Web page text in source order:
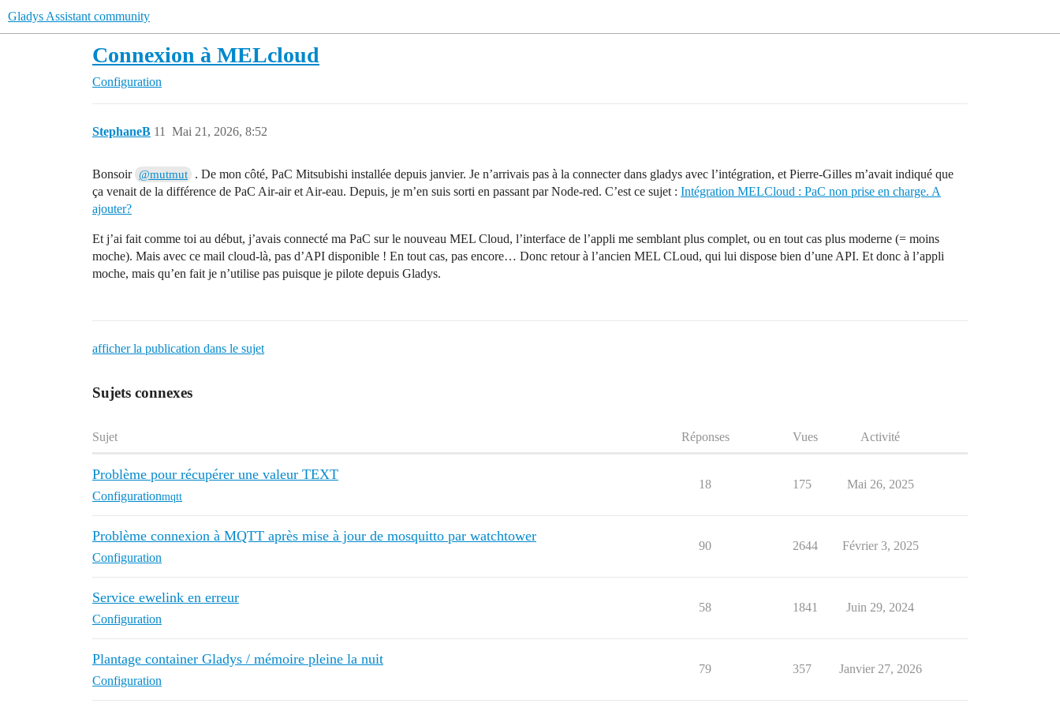
Gladys Assistant community
Connexion à MELcloud
Configuration
StephaneB Mai 21, 2026, 8:52
11
Bonsoir @mutmut
. De mon côté, PaC Mitsubishi installée depuis janvier. Je n’arrivais pas à la connecter dans gladys avec l’intégration, et Pierre-Gilles m’avait indiqué que
ça venait de la différence de PaC Air-air et Air-eau. Depuis, je m’en suis sorti en passant par Node-red. C’est ce sujet : Intégration MELCloud : PaC non prise en charge. A
ajouter?
Et j’ai fait comme toi au début, j’avais connecté ma PaC sur le nouveau MEL Cloud, l’interface de l’appli me semblant plus complet, ou en tout cas plus moderne (= moins
moche). Mais avec ce mail cloud-là, pas d’API disponible ! En tout cas, pas encore… Donc retour à l’ancien MEL CLoud, qui lui dispose bien d’une API. Et donc à l’appli
moche, mais qu’en fait je n’utilise pas puisque je pilote depuis Gladys.
afficher la publication dans le sujet
Sujets connexes
Sujet Réponses Vues Activité
Problème pour récupérer une valeur TEXT
Configurationmqtt
18 175 Mai 26, 2025
Problème connexion à MQTT après mise à jour de mosquitto par watchtower
Configuration
90 2644 Février 3, 2025
Service ewelink en erreur
Configuration
58 1841 Juin 29, 2024
Plantage container Gladys / mémoire pleine la nuit
Configuration
79 357 Janvier 27, 2026